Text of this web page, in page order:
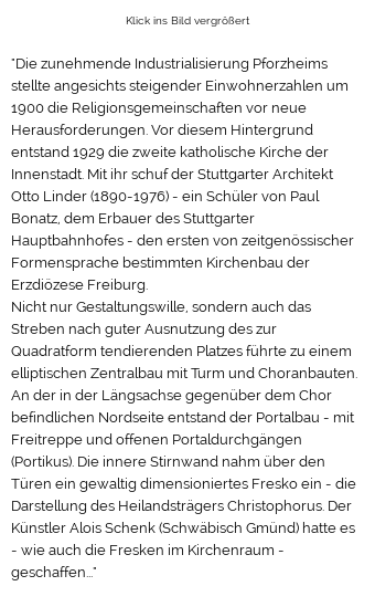
Klick ins Bild vergrößert
"Die zunehmende Industrialisierung Pforzheims
stellte angesichts steigender Einwohnerzahlen um
1900 die Religionsgemeinschaften vor neue
Herausforderungen. Vor diesem Hintergrund
entstand 1929 die zweite katholische Kirche der
Innenstadt. Mit ihr schuf der Stuttgarter Architekt
Otto Linder (1890-1976) - ein Schüler von Paul
Bonatz, dem Erbauer des Stuttgarter
Hauptbahnhofes - den ersten von zeitgenössischer
Formensprache bestimmten Kirchenbau der
Erzdiözese Freiburg.
Nicht nur Gestaltungswille, sondern auch das
Streben nach guter Ausnutzung des zur
Quadratform tendierenden Platzes führte zu einem
elliptischen Zentralbau mit Turm und Choranbauten.
An der in der Längsachse gegenüber dem Chor
befindlichen Nordseite entstand der Portalbau - mit
Freitreppe und offenen Portaldurchgängen
(Portikus). Die innere Stirnwand nahm über den
Türen ein gewaltig dimensioniertes Fresko ein - die
Darstellung des Heilandsträgers Christophorus. Der
Künstler Alois Schenk (Schwäbisch Gmünd) hatte es
- wie auch die Fresken im Kirchenraum -
geschaffen..."